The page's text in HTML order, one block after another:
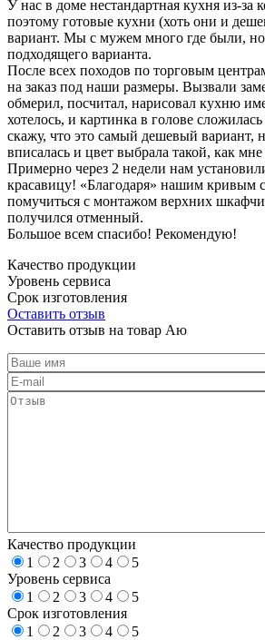
У нас в доме нестандартная кухня из-за
поэтому готовые кухни (хоть они и
вариант. Мы с мужем много где были,
подходящего варианта.
После всех походов по торговым
на заказ под наши размеры. Вызвали
обмерил, посчитал, нарисовал кухню
хотелось, и картинка в голове
скажу, что это самый дешевый вариант,
вписалась и цвет выбрала такой, как мне
Примерно через 2 недели нам
красавицу! «Благодаря» нашим кривым
помучиться с монтажом верхних
получился отменный.
Большое всем спасибо! Рекомендую!
Качество продукции
Уровень сервиса
Срок изготовления
Оставить отзыв
Оставить отзыв на товар Аю
Качество продукции
1
2 3 4
5
Уровень сервиса
1
2 3 4
5
Срок изготовления
1
2 3 4
5